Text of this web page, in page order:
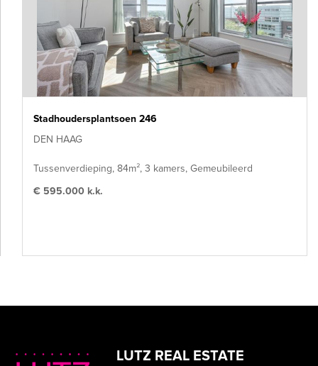
Stadhoudersplantsoen 246
DEN HAAG
Tussenverdieping, 84m², 3 kamers, Gemeubileerd
€ 595.000 k.k.
LUTZ REAL ESTATE